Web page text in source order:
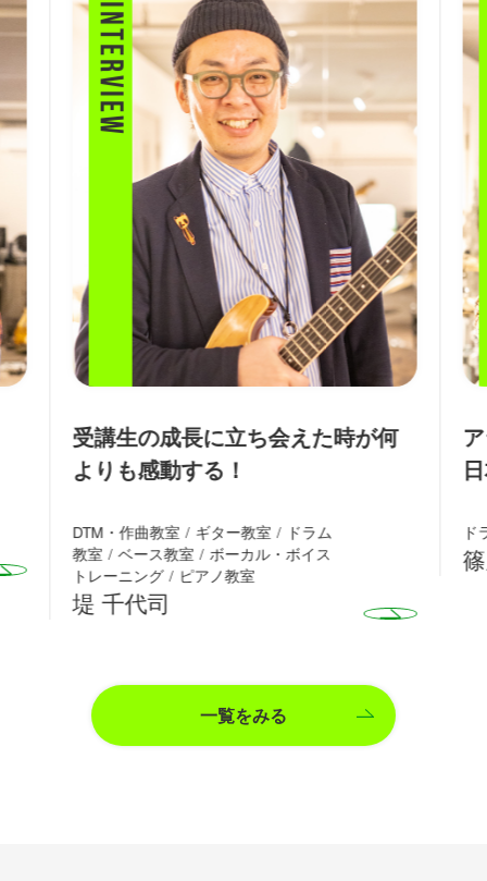
INTERVIEW
受講生の成長に立ち会えた時が何
よりも感動する！
DTM・作曲教室 ギター教室
ドラム
教室
ベース教室
ボーカル・ボイス
トレーニング
ピアノ教室
堤 千代司
ド
一覧をみる